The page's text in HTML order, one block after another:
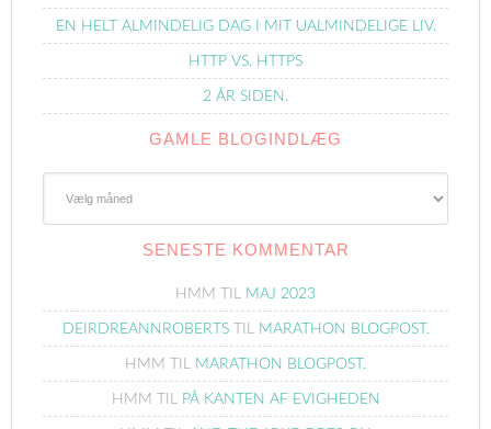
EN HELT ALMINDELIG DAG I MIT UALMINDELIGE LIV.
HTTP VS. HTTPS
2 ÅR SIDEN.
GAMLE BLOGINDLÆG
SENESTE KOMMENTAR
HMM TIL MAJ 2023
DEIRDREANNROBERTSTIL MARATHON BLOGPOST.
HMM TIL MARATHON BLOGPOST.
HMM TIL PÅ KANTEN AF EVIGHEDEN